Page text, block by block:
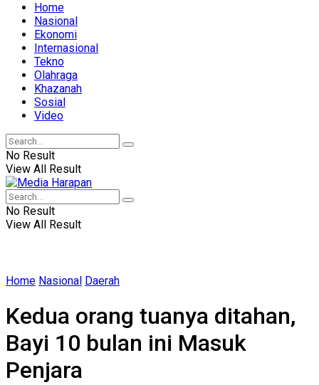
Home
Nasional
Ekonomi
Internasional
Tekno
Olahraga
Khazanah
Sosial
Video
No Result
View All Result
No Result
View All Result
Home Nasional Daerah
Kedua orang tuanya ditahan,
Bayi 10 bulan ini Masuk
Penjara